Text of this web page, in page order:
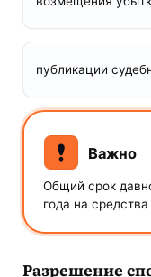
публикации
Важно
Общий срок
года на
Разрешение